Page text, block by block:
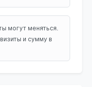
могут меняться.
и сумму в